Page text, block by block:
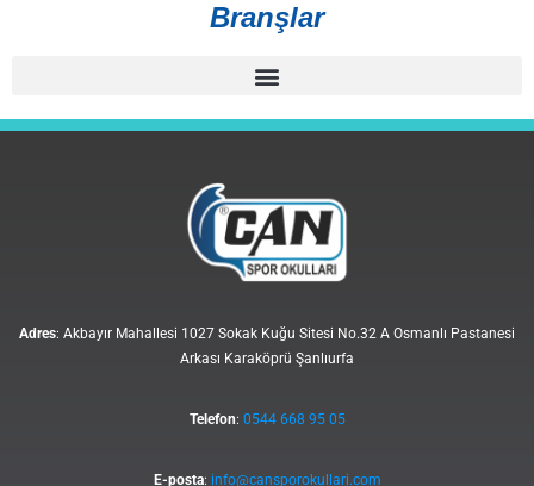
Branşlar
Adres: Akbayır Mahallesi 1027 Sokak Kuğu Sitesi No.32 A Osmanlı Pastanesi
Arkası Karaköprü Şanlıurfa
Telefon: 0544 668 95 05
E-posta: info@cansporokullari.com